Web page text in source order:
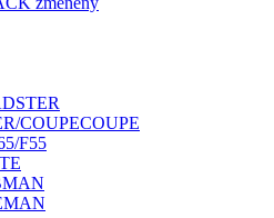
COUPECOUPE
F55